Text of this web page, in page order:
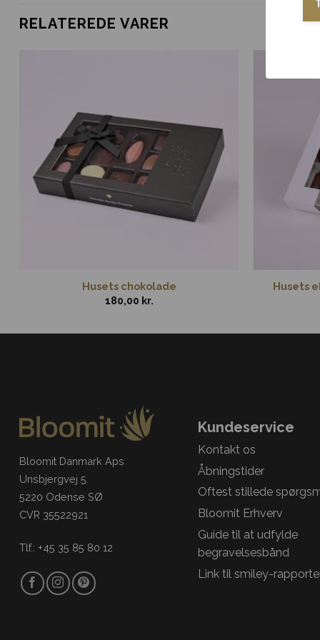
RELATEREDE VARER
Husets chokolade
180,00 kr.
Husets
Bloomit Danmark Aps
Unsbjergvej 5.
5220 Odense SØ
CVR 35522921
Tlf.: +45 35 85 80 12
Kundeservice
Kontakt os
Åbningstider
Oftest stillede
Bloomit Erhverv
Guide til at udfylde
begravelsesbånd
Link til smiley-